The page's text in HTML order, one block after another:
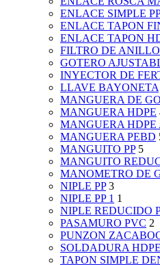
ENLACE SIMPLE PP
ENLACE TAPON
ENLACE TAPON
FILTRO DE
GOTERO
INYECTOR DE
LLAVE BAYONETA
MANGUERA DE
MANGUERA HDPE
MANGUERA HDPE
MANGUERA PEBD
MANGUITO PP 5
MANGUITO
MANOMETRO DE
NIPLE PP 3
NIPLE PP 1 1
NIPLE REDUCIDO
PASAMURO PVC 2
PUNZON
SOLDADURA HDPE
TAPON SIMPLE